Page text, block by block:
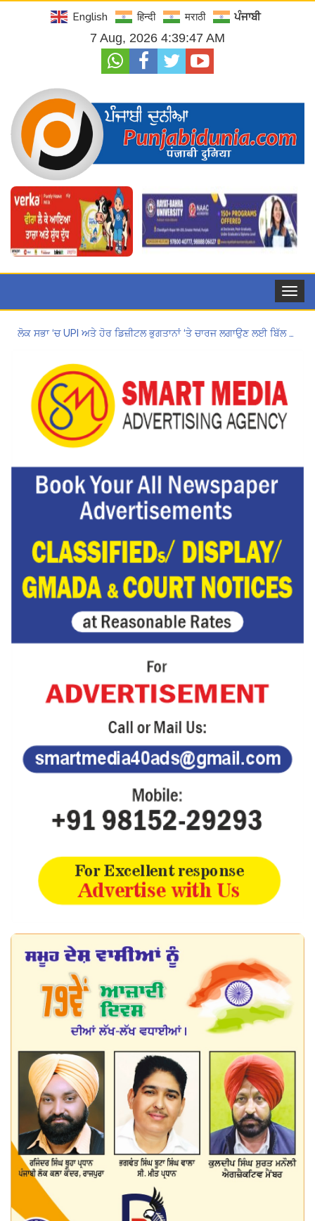
English हिन्दी मराठी ਪੰਜਾਬੀ
7 Aug, 2026 4:39:48 AM
Toggle
ਲੋਕ ਸਭਾ ‘ਚ UPI ਅਤੇ ਹੋਰ ਡਿਜ਼ੀਟਲ ਭੁਗਤਾਨਾਂ ‘ਤੇ ਚਾਰਜ ਲਗਾਉਣ ਲਈ ਬਿੱਲ ਪਾਸ
Hukamnama Sri Darbar Sahib, Amritsar – Punjabi Dunia
Hukamnama Sri Darbar Sahib, Amritsar – Punjabi Dunia